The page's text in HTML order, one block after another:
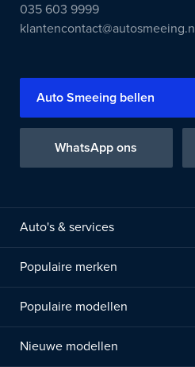
035 603 9999
Auto Smeeing bellen
WhatsApp ons
Auto's & services
Populaire merken
Populaire modellen
Nieuwe modellen